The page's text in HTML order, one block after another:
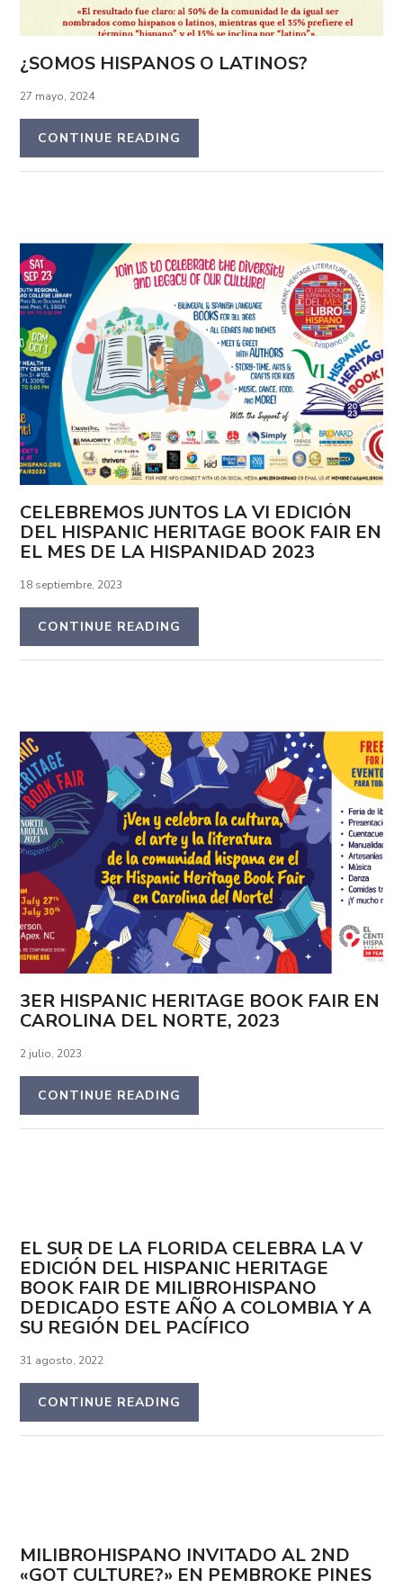
¿SOMOS HISPANOS O LATINOS?
27 mayo, 2024
CONTINUE READING
CELEBREMOS JUNTOS LA VI EDICIÓN
DEL HISPANIC HERITAGE BOOK FAIR EN
EL MES DE LA HISPANIDAD 2023
18 septiembre, 2023
CONTINUE READING
3ER HISPANIC HERITAGE BOOK FAIR EN
CAROLINA DEL NORTE, 2023
2 julio, 2023
CONTINUE READING
EL SUR DE LA FLORIDA CELEBRA LA V
EDICIÓN DEL HISPANIC HERITAGE
BOOK FAIR DE MILIBROHISPANO
DEDICADO ESTE AÑO A COLOMBIA Y A
SU REGIÓN DEL PACÍFICO
31 agosto, 2022
CONTINUE READING
MILIBROHISPANO INVITADO AL 2ND
«GOT CULTURE?» EN PEMBROKE PINES